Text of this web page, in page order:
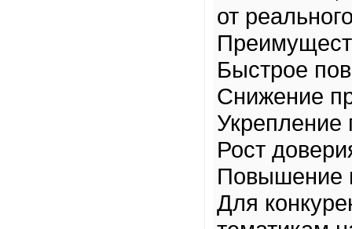
от
Быстрое
Снижение
Укрепление
Рост
Повышение
Для